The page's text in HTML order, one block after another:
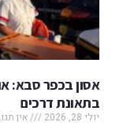
בתאונת דרכים
יולי 28, 2026 אין